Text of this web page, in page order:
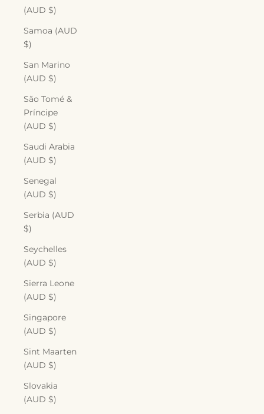
(AUD $)
Samoa (AUD
$)
San Marino
(AUD $)
São Tomé &
Príncipe
(AUD $)
Saudi Arabia
(AUD $)
Senegal
(AUD $)
Serbia (AUD
$)
Seychelles
(AUD $)
Sierra Leone
(AUD $)
Singapore
(AUD $)
Sint Maarten
(AUD $)
Slovakia
(AUD $)